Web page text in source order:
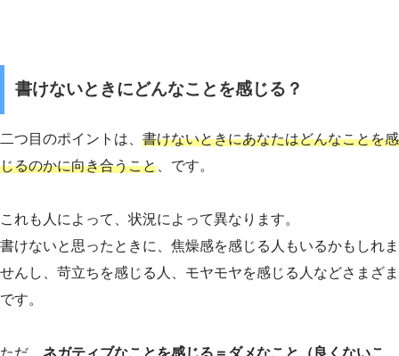
書けないときにどんなことを感じる？
二つ目のポイントは、 書けないときにあなたはどんなことを感
じるのかに向き合うこと 、です。
これも人によって、状況によって異なります。
書けないと思ったときに、焦燥感を感じる人もいるかもしれま
せんし、苛立ちを感じる人、モヤモヤを感じる人などさまざま
です。
ただ、 ネガティブなことを感じる＝ダメなこと（良くないこ